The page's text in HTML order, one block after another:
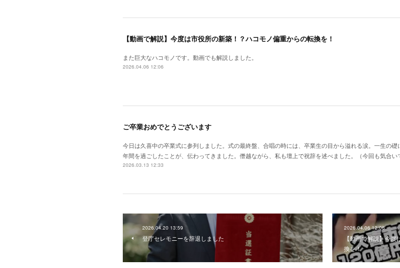
【動画で解説】今度は市役所の新築！？ハコモノ偏重からの転換を！
また巨大なハコモノです。動画でも解説しました。
2026.04.06 12:06
ご卒業おめでとうございます
今日は久喜中の卒業式に参列しました。式の最終盤、合唱の時には、卒業生の目から溢れる涙。一生の
年間を過ごしたことが、伝わってきました。僭越ながら、私も壇上で祝辞を述べました。（今回も気合
2026.03.13 12:33
2026.04.20 13:59
登庁セレモニーを辞退しました
2026.04.06 12:06
【動画で解説】今
換を！